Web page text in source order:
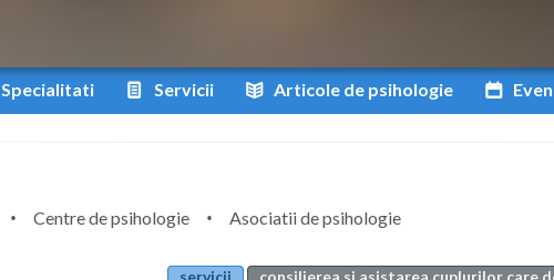
Specialitati Servicii Articole de psihologie
Centre de psihologie
Asociatii de psihologie
servicii
consilierea si asistarea cuplurilor care